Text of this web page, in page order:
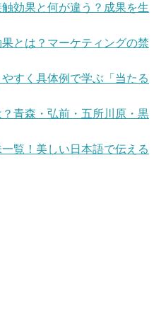
効果と何が違う？成果を生
とは？マーケティングの禁
すく具体例で学ぶ「当たる
青森・弘前・五所川原・黒
覧！美しい日本語で伝える